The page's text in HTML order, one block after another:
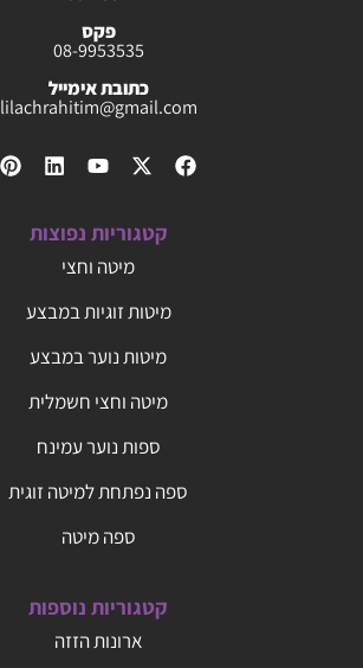
פקס
08-9953535
כתובת אימייל
lilachrahitim@gmail.com
קטגוריות נפוצות
מיטה וחצי
מיטות זוגיות במבצע
מיטות נוער במבצע
מיטה וחצי חשמלית
ספות נוער עמינח
ספה נפתחת למיטה זוגית
ספה מיטה
קטגוריות נוספות
ארונות הזזה